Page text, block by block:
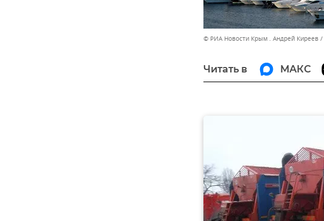
© РИА Новости Крым . Андрей Киреев
Читать в МАКС